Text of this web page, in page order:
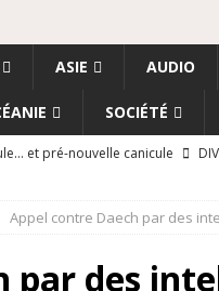
ASIE AUDIO
SOCIÉTÉ
et pré-nouvelle canicule
du nettoyage
Appel contre Daech par des
par des